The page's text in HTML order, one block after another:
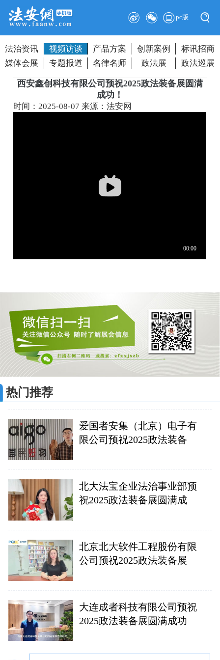
pc版
法治资讯 视频访谈 产品方案 创新案例
标讯招商
媒体会展
专题报道 名律名师 政法展 政法巡展
西安鑫创科技有限公司预祝2025政法装备展圆满
成功！
时间：2025-08-07来源：法安网
热门推荐
爱国者安集（北京）电子有
限公司预祝2025政法装备
北大法宝企业法治事业部预
祝2025政法装备展圆满成
北京北大软件工程股份有限
公司预祝2025政法装备展
大连成者科技有限公司预祝
2025政法装备展圆满成功